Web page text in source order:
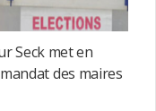
Seck met en
des maires